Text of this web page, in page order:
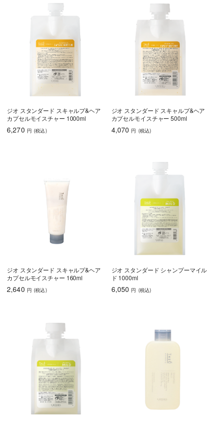
ジオ スタンダード スキャルプ&ヘア
カプセルモイスチャー 1000ml
6,270 円 (税込)
ジオ スタンダード スキャルプ&ヘア
カプセルモイスチャー 500ml
4,070 円 (税込)
ジオ スタンダード スキャルプ&ヘア
カプセルモイスチャー 160ml
2,640 円 (税込)
ジオ スタンダード シャンプーマイル
ド 1000ml
6,050 円 (税込)